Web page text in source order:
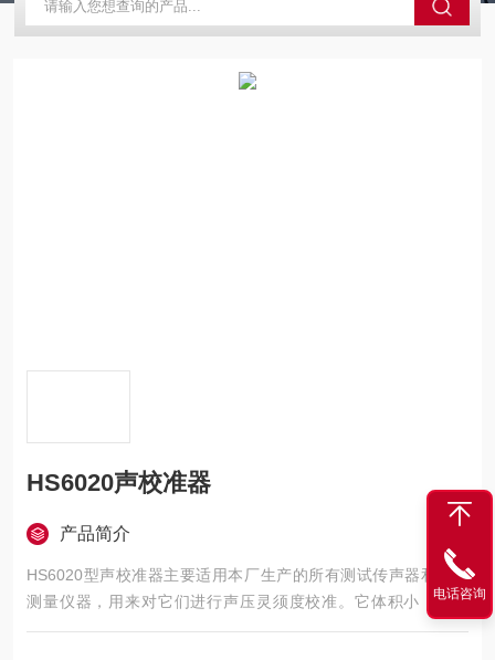
HS6020声校准器
产品简介
HS6020型声校准器主要适用本厂生产的所有测试传声器和声学
测量仪器，用来对它们进行声压灵须度校准。它体积小，重量
轻，性能稳定，使用方便。它符合IEC942“声校准器"中Ⅰ级校准器
电话咨询